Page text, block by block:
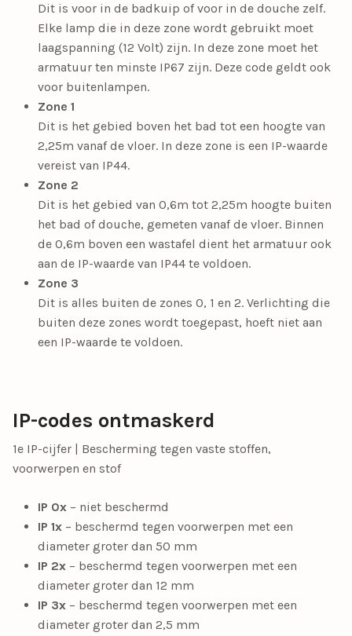
Dit is voor in de badkuip of voor in de douche zelf.
Elke lamp die in deze zone wordt gebruikt moet
laagspanning (12 Volt) zijn. In deze zone moet het
armatuur ten minste IP67 zijn. Deze code geldt ook
voor buitenlampen.
Zone 1
Dit is het gebied boven het bad tot een hoogte van
2,25m vanaf de vloer. In deze zone is een IP-waarde
vereist van IP44.
Zone 2
Dit is het gebied van 0,6m tot 2,25m hoogte buiten
het bad of douche, gemeten vanaf de vloer. Binnen
de 0,6m boven een wastafel dient het armatuur ook
aan de IP-waarde van IP44 te voldoen.
Zone 3
Dit is alles buiten de zones 0, 1 en 2. Verlichting die
buiten deze zones wordt toegepast, hoeft niet aan
een IP-waarde te voldoen.
IP-codes ontmaskerd
1e IP-cijfer | Bescherming tegen vaste stoffen,
voorwerpen en stof
IP 0x – niet beschermd
IP 1x – beschermd tegen voorwerpen met een
diameter groter dan 50 mm
IP 2x – beschermd tegen voorwerpen met een
diameter groter dan 12 mm
IP 3x – beschermd tegen voorwerpen met een
diameter groter dan 2,5 mm